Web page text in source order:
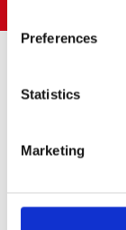
Preferences
Statistics
Marketing
Puedes
novedades.